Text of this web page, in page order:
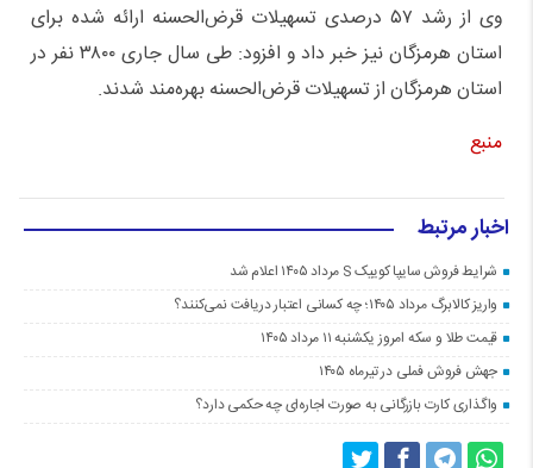
وی از رشد ۵۷ درصدی تسهیلات قرض‌الحسنه ارائه شده برای
استان هرمزگان نیز خبر داد و افزود: طی سال جاری ۳۸۰۰ نفر در
استان هرمزگان از تسهیلات قرض‌الحسنه بهره‌مند شدند.
منبع
اخبار مرتبط
شرایط فروش سایپا کوییک S مرداد ۱۴۰۵ اعلام شد
واریز کالابرگ مرداد ۱۴۰۵؛ چه کسانی اعتبار دریافت نمی‌کنند؟
قیمت طلا و سکه امروز یکشنبه ۱۱ مرداد ۱۴۰۵
جهش فروش فملی در تیرماه ۱۴۰۵
واگذاری کارت بازرگانی به صورت اجاره‌ای چه حکمی دارد؟